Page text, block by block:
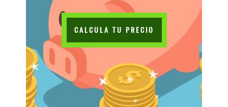
CALCULA TU PRECIO